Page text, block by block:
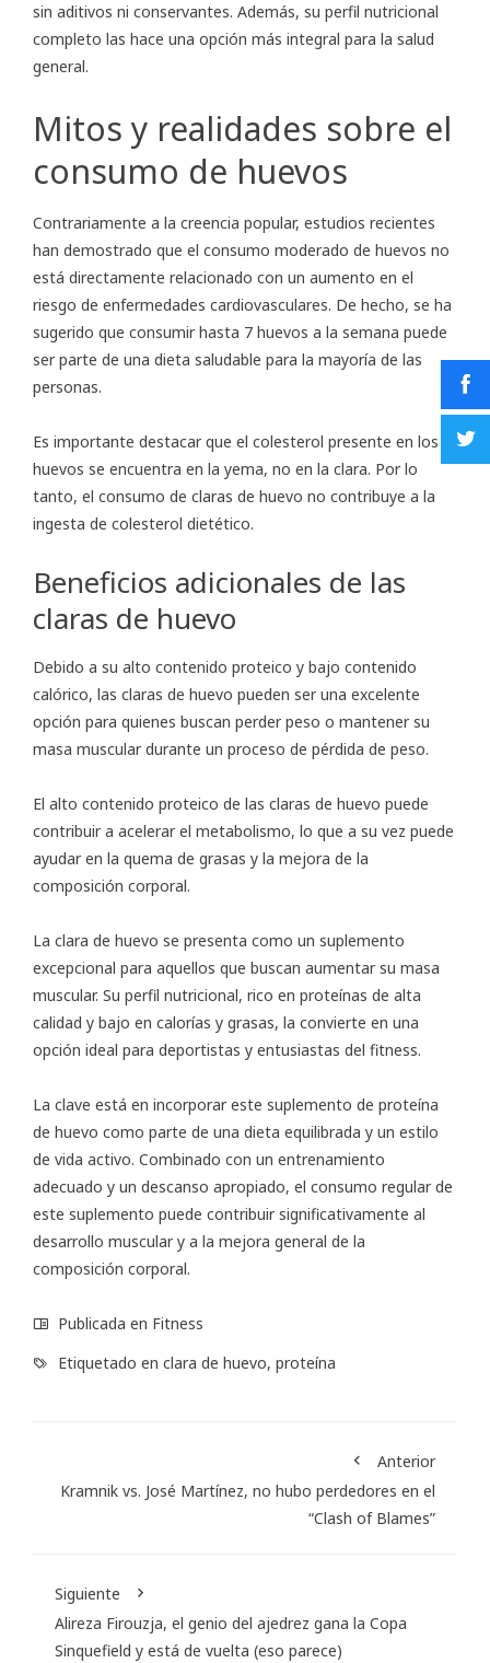
sin aditivos ni conservantes. Además, su perfil nutricional
completo las hace una opción más integral para la salud
general.
Mitos y realidades sobre el
consumo de huevos
Contrariamente a la creencia popular, estudios recientes
han demostrado que el consumo moderado de huevos no
está directamente relacionado con un aumento en el
riesgo de enfermedades cardiovasculares. De hecho, se ha
sugerido que consumir hasta 7 huevos a la semana puede
ser parte de una dieta saludable para la mayoría de las
personas.
Es importante destacar que el colesterol presente en los
huevos se encuentra en la yema, no en la clara. Por lo
tanto, el consumo de claras de huevo no contribuye a la
ingesta de colesterol dietético.
Beneficios adicionales de las
claras de huevo
Debido a su alto contenido proteico y bajo contenido
calórico, las claras de huevo pueden ser una excelente
opción para quienes buscan perder peso o mantener su
masa muscular durante un proceso de pérdida de peso.
El alto contenido proteico de las claras de huevo puede
contribuir a acelerar el metabolismo, lo que a su vez puede
ayudar en la quema de grasas y la mejora de la
composición corporal.
La clara de huevo se presenta como un suplemento
excepcional para aquellos que buscan aumentar su masa
muscular. Su perfil nutricional, rico en proteínas de alta
calidad y bajo en calorías y grasas, la convierte en una
opción ideal para deportistas y entusiastas del fitness.
La clave está en incorporar este suplemento de proteína
de huevo como parte de una dieta equilibrada y un estilo
de vida activo. Combinado con un entrenamiento
adecuado y un descanso apropiado, el consumo regular de
este suplemento puede contribuir significativamente al
desarrollo muscular y a la mejora general de la
composición corporal.
Publicada en Fitness
Etiquetado en clara de huevo, proteína
Anterior
Kramnik vs. José Martínez, no hubo perdedores en el
“Clash of Blames”
Siguiente
Alireza Firouzja, el genio del ajedrez gana la Copa
Sinquefield y está de vuelta (eso parece)